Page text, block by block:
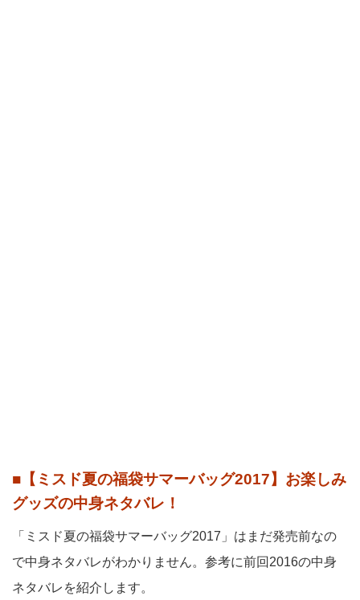
■【ミスド夏の福袋サマーバッグ2017】お楽しみ
グッズの中身ネタバレ！
「ミスド夏の福袋サマーバッグ2017」はまだ発売前なの
で中身ネタバレがわかりません。参考に前回2016の中身
ネタバレを紹介します。